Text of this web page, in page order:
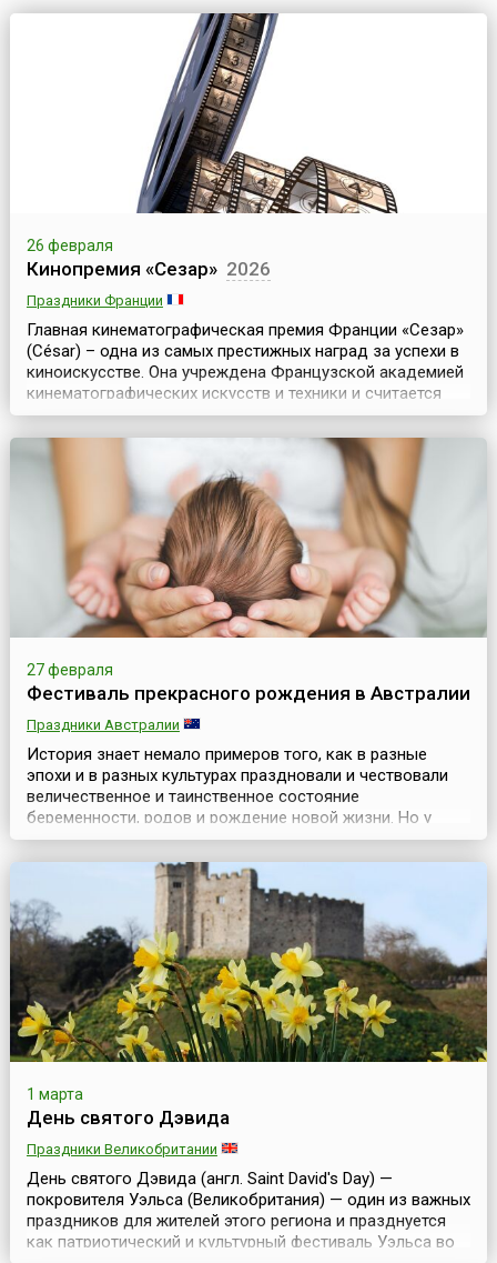
26 февраля
Кинопремия «Сезар» 2026
Праздники Франции
Главная кинематографическая премия Франции «Сезар»
(César) – одна из самых престижных наград за успехи в
киноискусстве. Она учреждена Французской академией
кинематографических искусств и техники и считается
европейским аналогом «Оскара».Идею премии
предложил в 1974 году продюсер и первый президент
Французской киноакадемии Жорж Кравенн. Он назвал
ее в честь своего друга – скульптора, известного...
27 февраля
Фестиваль прекрасного рождения в Австралии
Праздники Австралии
История знает немало примеров того, как в разные
эпохи и в разных культурах праздновали и чествовали
величественное и таинственное состояние
беременности, родов и рождение новой жизни. Но у
таких празднований был еще и дополнительный смысл
— это воспитание у женщины-матери внутренней силы и
уверенности в себе для того, чтобы вступить на
нелегкий путь воспитания ребенка и достойно его
пройти.Др...
1 марта
День святого Дэвида
Праздники Великобритании
День святого Дэвида (англ. Saint David's Day) —
покровителя Уэльса (Великобритания) — один из важных
праздников для жителей этого региона и празднуется
как патриотический и культурный фестиваль Уэльса во